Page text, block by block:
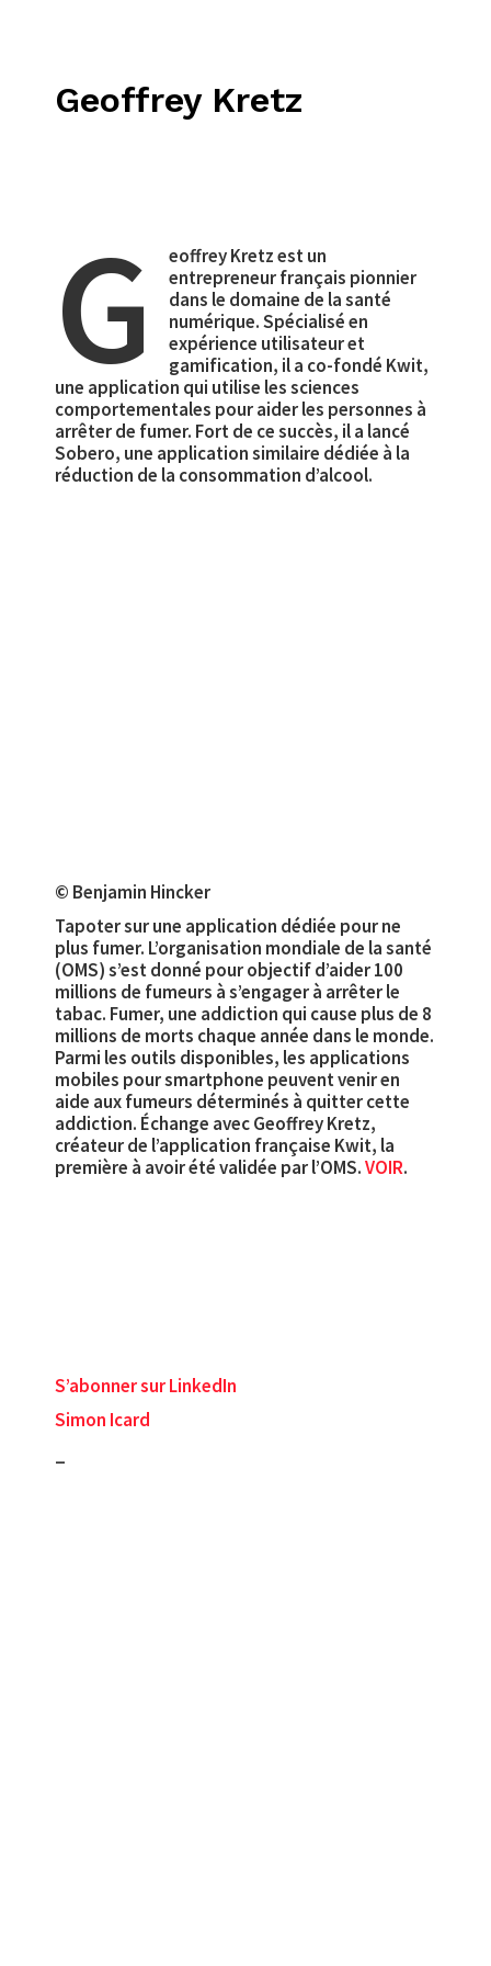
Geoffrey Kretz
G
eoffrey Kretz est un
entrepreneur français pionnier
dans le domaine de la santé
numérique. Spécialisé en
expérience utilisateur et
gamification, il a co-fondé Kwit,
une application qui utilise les sciences
comportementales pour aider les personnes à
arrêter de fumer. Fort de ce succès, il a lancé
Sobero, une application similaire dédiée à la
réduction de la consommation d’alcool.
© Benjamin Hincker
Tapoter sur une application dédiée pour ne
plus fumer. L’organisation mondiale de la santé
(OMS) s’est donné pour objectif d’aider 100
millions de fumeurs à s’engager à arrêter le
tabac. Fumer, une addiction qui cause plus de 8
millions de morts chaque année dans le monde.
Parmi les outils disponibles, les applications
mobiles pour smartphone peuvent venir en
aide aux fumeurs déterminés à quitter cette
addiction. Échange avec Geoffrey Kretz,
créateur de l’application française Kwit, la
première à avoir été validée par l’OMS.VOIR.
S’abonner sur LinkedIn
Simon Icard